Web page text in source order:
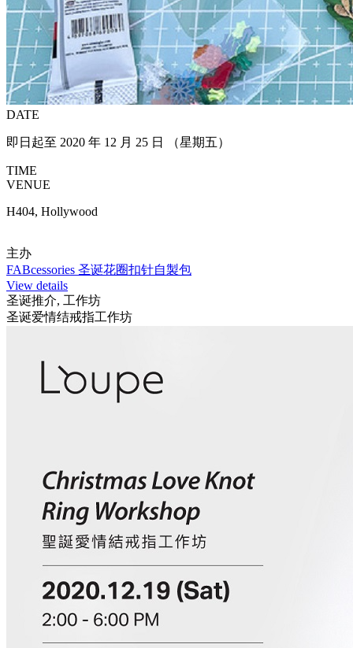
DATE
即日起至 2020 年 12 月 25 日 （星期五）
TIME
VENUE
H404, Hollywood
主办
FABcessories 圣诞花圈扣针自製包
View details
圣诞推介, 工作坊
圣诞爱情结戒指工作坊